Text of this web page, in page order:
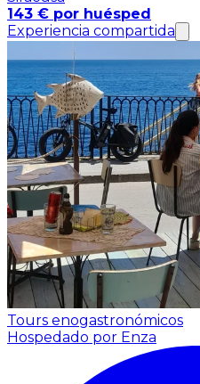
143 € por huésped
Experiencia compartida
Tours enogastronómicos
Hospedado por Enza